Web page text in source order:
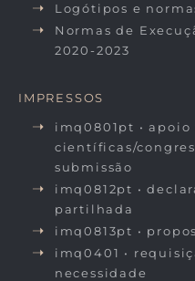
Logótipos e
Normas de
2020-2023
IMPRESSOS
imq0801pt •
científicas/
submissão
imq0812pt •
partilhada
imq0813pt •
imq0401 •
necessidade